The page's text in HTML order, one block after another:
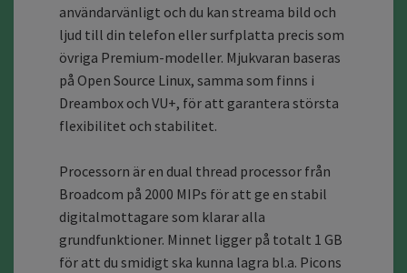
användarvänligt och du kan streama bild och
ljud till din telefon eller surfplatta precis som
övriga Premium-modeller. Mjukvaran baseras
på Open Source Linux, samma som finns i
Dreambox och VU+, för att garantera största
flexibilitet och stabilitet.
Processorn är en dual thread processor från
Broadcom på 2000 MIPs för att ge en stabil
digitalmottagare som klarar alla
grundfunktioner. Minnet ligger på totalt 1 GB
för att du smidigt ska kunna lagra bl.a. Picons